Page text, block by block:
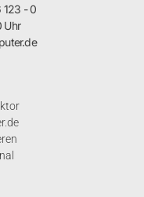
123 - 0
Uhr